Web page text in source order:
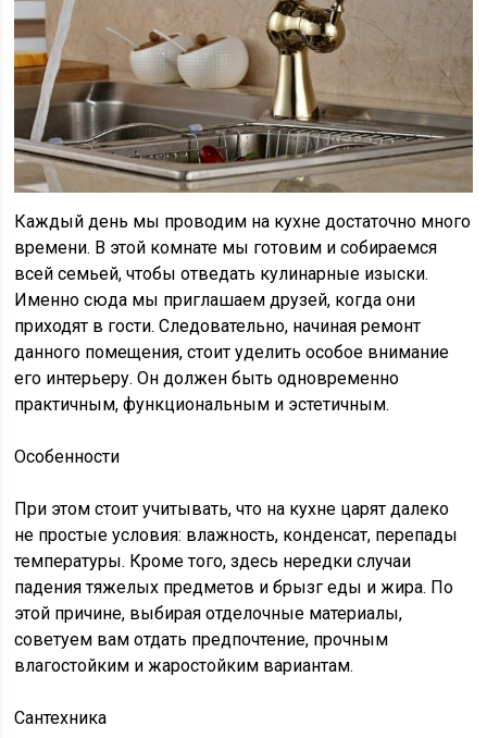
Каждый день мы проводим на кухне достаточно много
времени. В этой комнате мы готовим и собираемся
всей семьей, чтобы отведать кулинарные изыски.
Именно сюда мы приглашаем друзей, когда они
приходят в гости. Следовательно, начиная ремонт
данного помещения, стоит уделить особое внимание
его интерьеру. Он должен быть одновременно
практичным, функциональным и эстетичным.
Особенности
При этом стоит учитывать, что на кухне царят далеко
не простые условия: влажность, конденсат, перепады
температуры. Кроме того, здесь нередки случаи
падения тяжелых предметов и брызг еды и жира. По
этой причине, выбирая отделочные материалы,
советуем вам отдать предпочтение, прочным
влагостойким и жаростойким вариантам.
Сантехника